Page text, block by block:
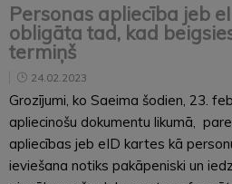
Personas apliecība jeb
obligāta tad, kad
termiņš
24.02.2023
Grozījumi, ko Saeima šodien, 23.
apliecinošu dokumentu likumā,
apliecības jeb eID kartes kā
ieviešana notiks pakāpeniski un